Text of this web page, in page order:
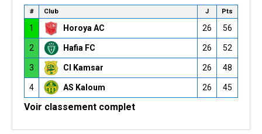
# Club J Pts
1 Horoya AC 26 56
2 Hafia FC 26 52
3 CI Kamsar 26 48
4 AS Kaloum 26 45
Voir classement complet